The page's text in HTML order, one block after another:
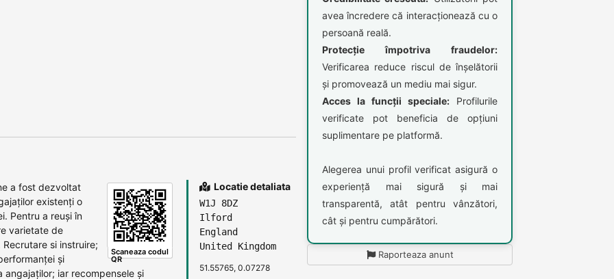
Scaneaza codul
QR
a fost dezvoltat
existenți o
Pentru a reuși în
varietate de
si instruire;
și
iar recompensele și
Locatie detaliata
W1J 8DZ
Ilford
England
United Kingdom
51.55765, 0.07278
avea încredere că interacționează cu o
persoană reală.
Protecție împotriva fraudelor:
Verificarea reduce riscul de înșelătorii
și promovează un mediu mai sigur.
Acces la funcții speciale: Profilurile
verificate pot beneficia de opțiuni
suplimentare pe platformă.
Alegerea unui profil verificat asigură o
experiență mai sigură și mai
transparentă, atât pentru vânzători,
cât și pentru cumpărători.
Raporteaza anunt